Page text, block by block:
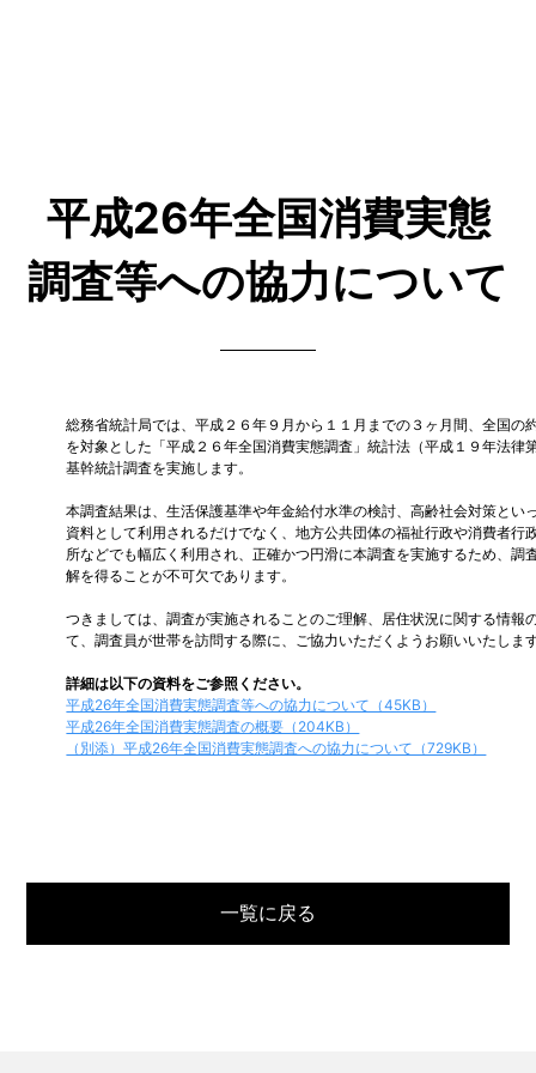
平成26年全国消費実態
調査等への協力について
総務省統計局では、平成２６年９月から１１月までの３ヶ月間、全国の
を対象とした「平成２６年全国消費実態調査」統計法（平成１９年法律
基幹統計調査を実施します。
本調査結果は、生活保護基準や年金給付水準の検討、高齢社会対策とい
資料として利用されるだけでなく、地方公共団体の福祉行政や消費者行
所などでも幅広く利用され、正確かつ円滑に本調査を実施するため、調
解を得ることが不可欠であります。
つきましては、調査が実施されることのご理解、居住状況に関する情報
て、調査員が世帯を訪問する際に、ご協力いただくようお願いいたしま
詳細は以下の資料をご参照ください。
平成26年全国消費実態調査等への協力について（45KB）
平成26年全国消費実態調査の概要（204KB）
（別添）平成26年全国消費実態調査への協力について（729KB）
一覧に戻る